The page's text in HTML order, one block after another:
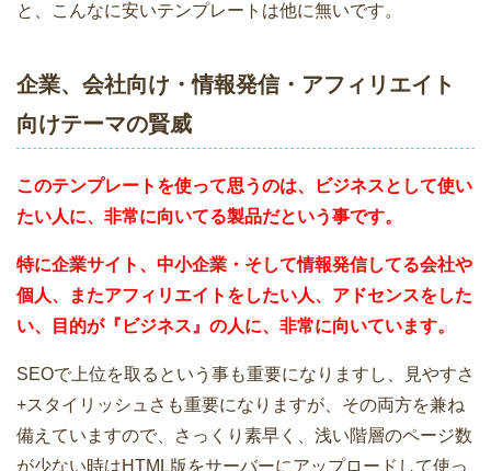
と、こんなに安いテンプレートは他に無いです。
企業、会社向け・情報発信・アフィリエイト
向けテーマの賢威
このテンプレートを使って思うのは、ビジネスとして使い
たい人に、非常に向いてる製品だという事です。
特に企業サイト、中小企業・そして情報発信してる会社や
個人、またアフィリエイトをしたい人、アドセンスをした
い、目的が『ビジネス』の人に、非常に向いています。
SEOで上位を取るという事も重要になりますし、見やすさ
+スタイリッシュさも重要になりますが、その両方を兼ね
備えていますので、さっくり素早く、浅い階層のページ数
が少ない時はHTML版をサーバーにアップロードして使っ